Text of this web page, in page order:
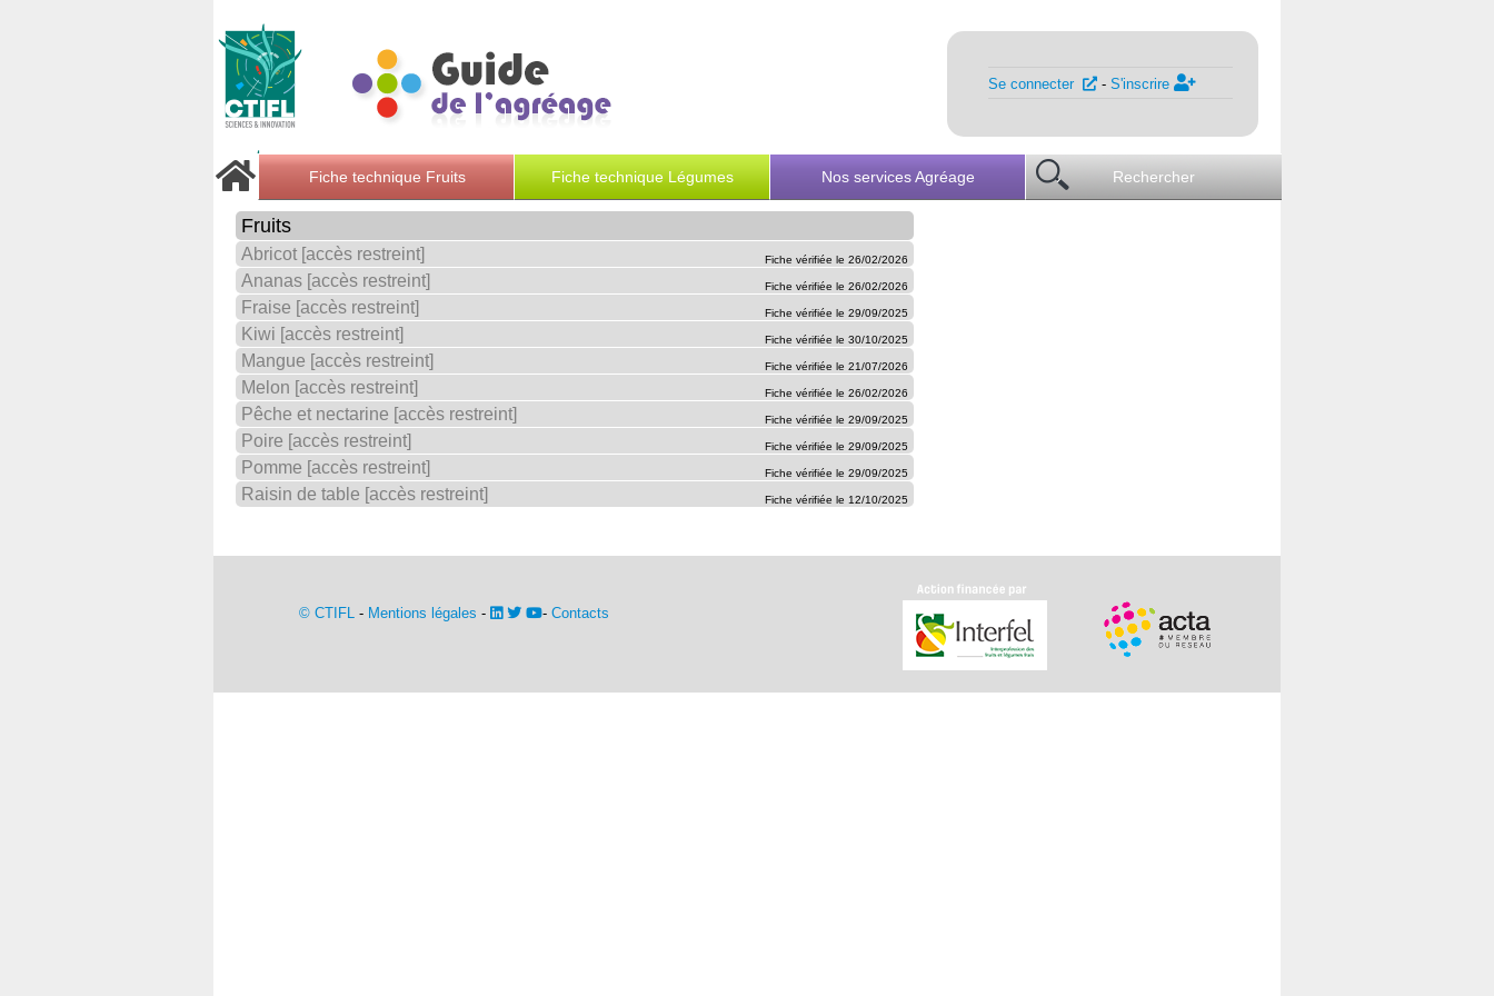
Se connecter - S'inscrire
Fiche technique Fruits Fiche technique Légumes Nos services Agréage Rechercher
Fruits
Abricot [accès restreint] Fiche vérifiée le 26/02/2026
Ananas [accès restreint] Fiche vérifiée le 26/02/2026
Fraise [accès restreint] Fiche vérifiée le 29/09/2025
Kiwi [accès restreint] Fiche vérifiée le 30/10/2025
Mangue [accès restreint] Fiche vérifiée le 21/07/2026
Melon [accès restreint] Fiche vérifiée le 26/02/2026
Pêche et nectarine [accès restreint] Fiche vérifiée le 29/09/2025
Poire [accès restreint] Fiche vérifiée le 29/09/2025
Pomme [accès restreint] Fiche vérifiée le 29/09/2025
Raisin de table [accès restreint] Fiche vérifiée le 12/10/2025
© CTIFL- Mentions légales - - Contacts